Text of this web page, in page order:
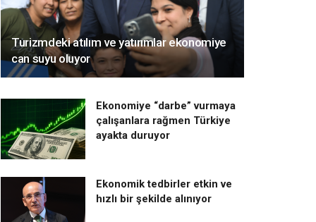
Turizmdeki atılım ve yatırımlar ekonomiye
can suyu oluyor
Ekonomiye “darbe” vurmaya
çalışanlara rağmen Türkiye
ayakta duruyor
Ekonomik tedbirler etkin ve
hızlı bir şekilde alınıyor